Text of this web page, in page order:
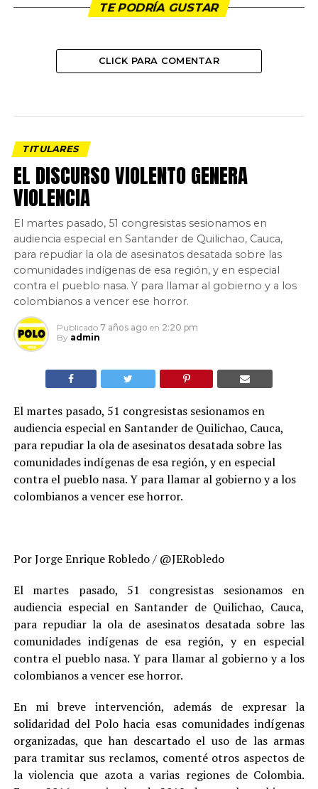
TE PODRÍA GUSTAR
CLICK PARA COMENTAR
TITULARES
EL DISCURSO VIOLENTO GENERA
VIOLENCIA
El martes pasado, 51 congresistas sesionamos en
audiencia especial en Santander de Quilichao, Cauca,
para repudiar la ola de asesinatos desatada sobre las
comunidades indígenas de esa región, y en especial
contra el pueblo nasa. Y para llamar al gobierno y a los
colombianos a vencer ese horror.
Publicado 7 años ago en 2:20 pm
By admin
El martes pasado, 51 congresistas sesionamos en
audiencia especial en Santander de Quilichao, Cauca,
para repudiar la ola de asesinatos desatada sobre las
comunidades indígenas de esa región, y en especial
contra el pueblo nasa. Y para llamar al gobierno y a los
colombianos a vencer ese horror.
Por Jorge Enrique Robledo / @JERobledo
El martes pasado, 51 congresistas sesionamos en
audiencia especial en Santander de Quilichao, Cauca,
para repudiar la ola de asesinatos desatada sobre las
comunidades indígenas de esa región, y en especial
contra el pueblo nasa. Y para llamar al gobierno y a los
colombianos a vencer ese horror.
En mi breve intervención, además de expresar la
solidaridad del Polo hacia esas comunidades indígenas
organizadas, que han descartado el uso de las armas
para tramitar sus reclamos, comenté otros aspectos de
la violencia que azota a varias regiones de Colombia.